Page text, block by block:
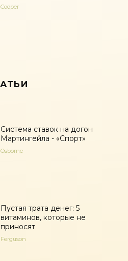
Cooper
Система ставок на догон
Мартингейла - «Спорт»
Osborne
Пустая трата денег: 5
витаминов, которые не
приносят
Ferguson